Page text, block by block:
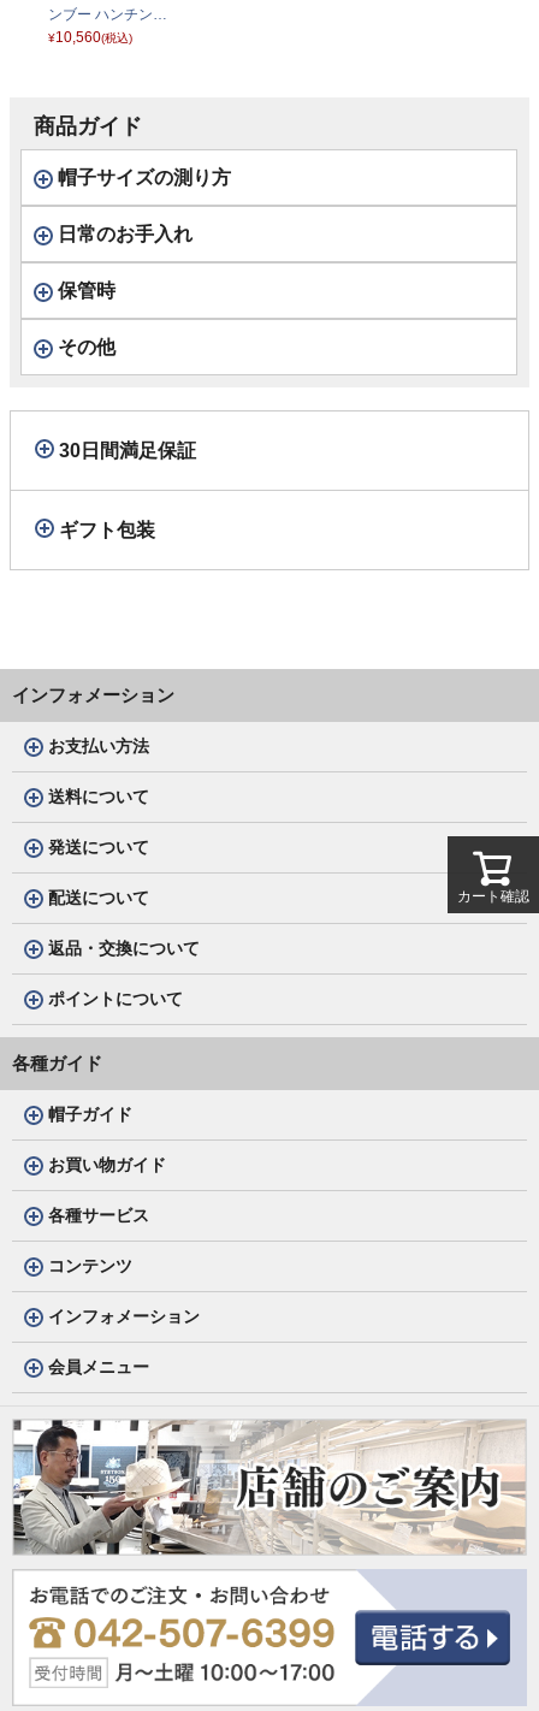
ンブー ハンチン
グ） ブラック
¥10,560(税込)
商品ガイド
帽子サイズの測り方
日常のお手入れ
保管時
その他
30日間満足保証
ギフト包装
インフォメーション
お支払い方法
送料について
発送について
配送について
返品・交換について
ポイントについて
各種ガイド
帽子ガイド
お買い物ガイド
各種サービス
コンテンツ
インフォメーション
会員メニュー
カート確認